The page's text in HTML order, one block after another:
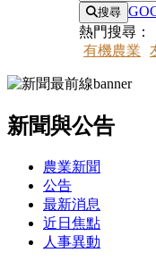
搜尋
熱門搜尋：
有機農業
新聞與公告
農業新聞
公告
最新消息
近日焦點
人事異動